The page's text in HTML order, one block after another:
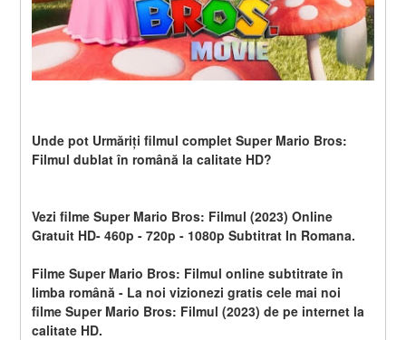
Unde pot Urmăriți filmul complet Super Mario Bros:
Filmul dublat în română la calitate HD?
Vezi filme Super Mario Bros: Filmul (2023) Online
Gratuit HD- 460p - 720p - 1080p Subtitrat In Romana.
Filme Super Mario Bros: Filmul online subtitrate în
limba română - La noi vizionezi gratis cele mai noi
filme Super Mario Bros: Filmul (2023) de pe internet la
calitate HD.